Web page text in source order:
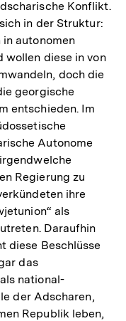
Konflikt.
in der Struktur:
autonomen
wollen diese in von
doch die
georgische
entschieden. Im
Autonome
Regierung zu
ihre
als
Daraufhin
diese Beschlüsse
das
national-
der Adscharen,
Republik leben,